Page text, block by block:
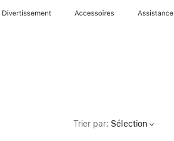
Divertissements Accessoires Assistance
Trier par: Sélection